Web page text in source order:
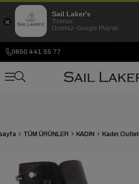
0850 441 55 77
TÜM ÜRÜNLER KADIN Kadın Outlet
Sail Laker's
Ticimax
Ücretsiz -Google Play'de